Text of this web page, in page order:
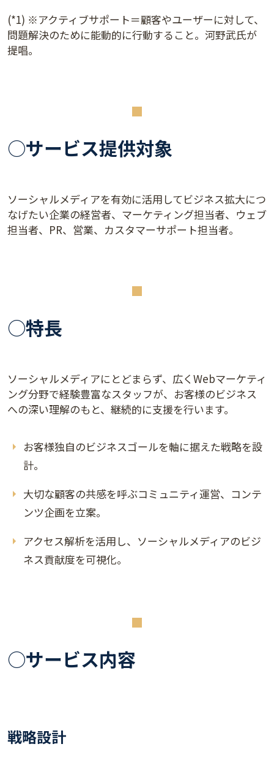
(*1) ※アクティブサポート＝顧客やユーザーに対して、
問題解決のために能動的に行動すること。河野武氏が
提唱。
○サービス提供対象
ソーシャルメディアを有効に活用してビジネス拡大につ
なげたい企業の経営者、マーケティング担当者、ウェブ
担当者、PR、営業、カスタマーサポート担当者。
○特長
ソーシャルメディアにとどまらず、広くWebマーケティ
ング分野で経験豊富なスタッフが、お客様のビジネス
への深い理解のもと、継続的に支援を行います。
お客様独自のビジネスゴールを軸に据えた戦略を設
計。
大切な顧客の共感を呼ぶコミュニティ運営、コンテ
ンツ企画を立案。
アクセス解析を活用し、ソーシャルメディアのビジ
ネス貢献度を可視化。
○サービス内容
戦略設計